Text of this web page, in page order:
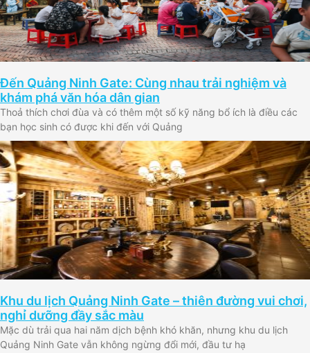
Đến Quảng Ninh Gate: Cùng nhau trải nghiệm và
khám phá văn hóa dân gian
Thoả thích chơi đùa và có thêm một số kỹ năng bổ ích là điều các
bạn học sinh có được khi đến với Quảng
Khu du lịch Quảng Ninh Gate – thiên đường vui chơi,
nghỉ dưỡng đầy sắc màu
Mặc dù trải qua hai năm dịch bệnh khó khăn, nhưng khu du lịch
Quảng Ninh Gate vẫn không ngừng đổi mới, đầu tư hạ